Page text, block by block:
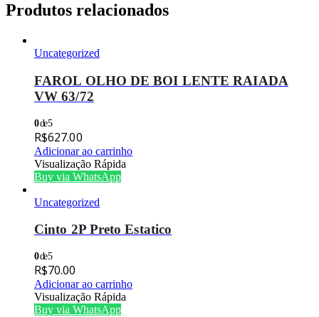
Produtos relacionados
Uncategorized
FAROL OLHO DE BOI LENTE RAIADA
VW 63/72
0de 5
R$627.00
Adicionar ao carrinho
Visualização Rápida
Buy via WhatsApp
Uncategorized
Cinto 2P Preto Estatico
0de 5
R$70.00
Adicionar ao carrinho
Visualização Rápida
Buy via WhatsApp